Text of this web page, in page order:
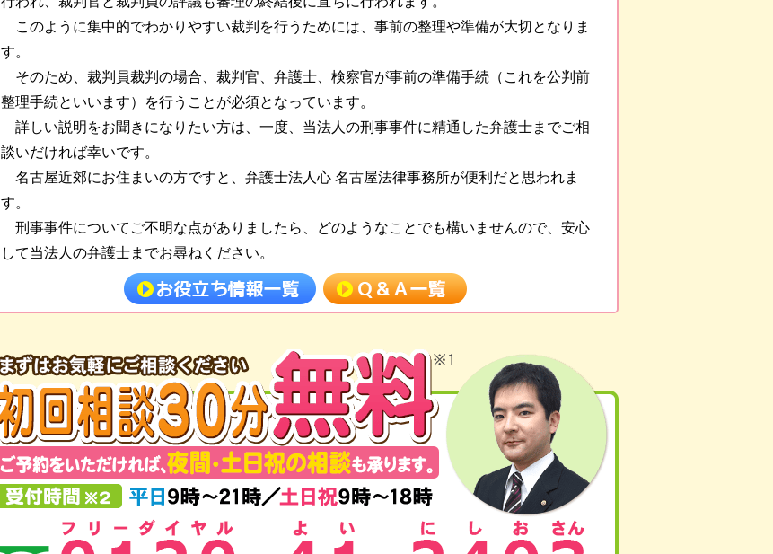
このように集中的でわかりやすい裁判を行うためには、事前の整理や準備が大切となりま
す。
そのため、裁判員裁判の場合、裁判官、弁護士、検察官が事前の準備手続（これを公判前
整理手続といいます）を行うことが必須となっています。
詳しい説明をお聞きになりたい方は、一度、当法人の刑事事件に精通した弁護士までご相
談いだければ幸いです。
名古屋近郊にお住まいの方ですと、弁護士法人心 名古屋法律事務所が便利だと思われま
す。
刑事事件についてご不明な点がありましたら、どのようなことでも構いませんので、安心
して当法人の弁護士までお尋ねください。